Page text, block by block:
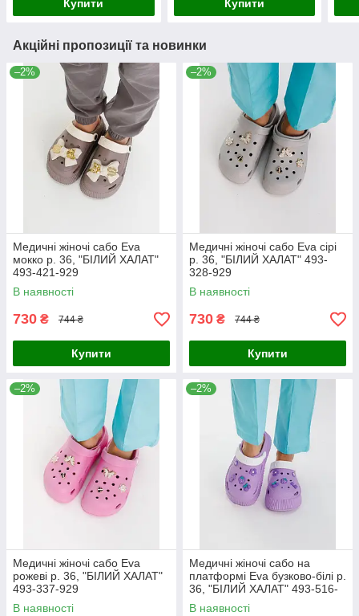
Купити Купити
Акційні пропозиції та новинки
–2%
Медичні жіночі сабо Eva
мокко р. 36, "БІЛИЙ ХАЛАТ"
493-421-929
В наявності
730 ₴ 744 ₴
Купити
–2%
Медичні жіночі сабо Eva сірі
р. 36, "БІЛИЙ ХАЛАТ" 493-
328-929
В наявності
730 ₴ 744 ₴
Купити
–2%
Медичні жіночі сабо Eva
рожеві р. 36, "БІЛИЙ ХАЛАТ"
493-337-929
В наявності
–2%
Медичні жіночі сабо на
платформі Eva бузково-білі р.
36, "БІЛИЙ ХАЛАТ" 493-516-
929
В наявності